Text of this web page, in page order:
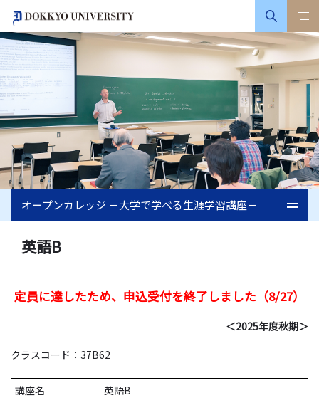
オープンカレッジ －大学で学べる生涯学習講座－
英語B
定員に達したため、申込受付を終了しました（8/27）
＜2025年度秋期＞
クラスコード：37B62
講座名 英語B